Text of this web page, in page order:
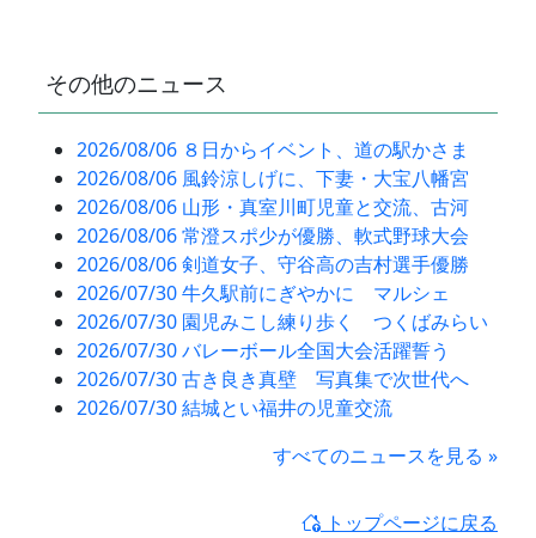
その他のニュース
2026/08/06 ８日からイベント、道の駅かさま
2026/08/06 風鈴涼しげに、下妻・大宝八幡宮
2026/08/06 山形・真室川町児童と交流、古河
2026/08/06 常澄スポ少が優勝、軟式野球大会
2026/08/06 剣道女子、守谷高の吉村選手優勝
2026/07/30 牛久駅前にぎやかに マルシェ
2026/07/30 園児みこし練り歩く つくばみらい
2026/07/30 バレーボール全国大会活躍誓う
2026/07/30 古き良き真壁 写真集で次世代へ
2026/07/30 結城とい福井の児童交流
すべてのニュースを見る »
トップページに戻る